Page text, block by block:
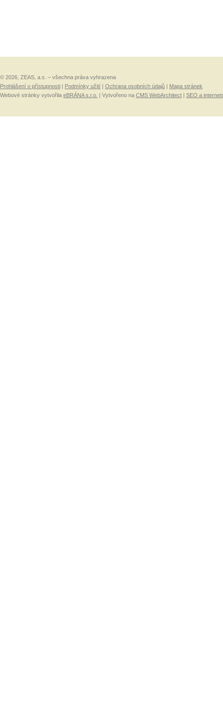
© 2026, ZEAS, a.s. – všechna práva vyhrazena
Prohlášení o přístupnosti
Podmínky užití Ochrana osobních údajů
Mapa stránek
Webové stránky vytvořila eBRÁNA s.r.o. | Vytvořeno na CMS WebArchitect SEO a